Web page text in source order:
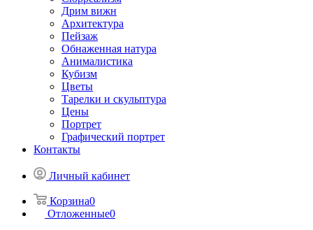
Дрим вижн
Архитектура
Пейзаж
Обнаженная натура
Анималистика
Кубизм
Цветы
Тарелки и скульптура
Цены
Портрет
Графический портрет
Контакты
Личный кабинет
Корзина0
Отложенные0